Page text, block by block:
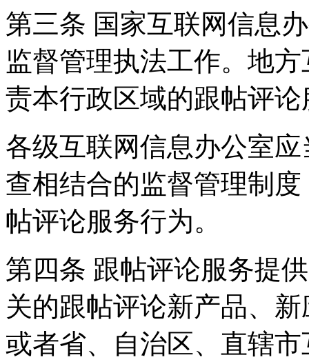
第三条 国家互联网信息
监督管理执法工作。地
责本行政区域的跟帖评
各级互联网信息办公室
查相结合的监督管理制
帖评论服务行为。
第四条 跟帖评论服务提
关的跟帖评论新产品、
或者省、自治区、直辖